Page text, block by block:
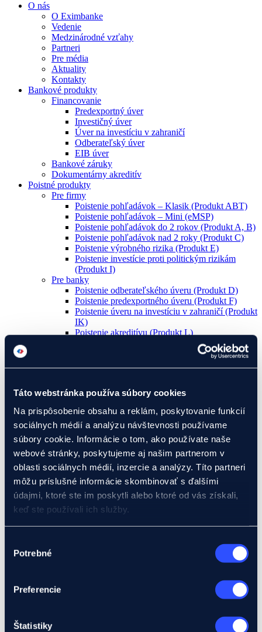
Táto webstránka používa súbory cookies
Na prispôsobenie obsahu a reklám, poskytovanie funkcií
sociálnych médií a analýzu návštevnosti používame
súbory cookie. Informácie o tom, ako používate naše
webové stránky, poskytujeme aj našim partnerom v
oblasti sociálnych médií, inzercie a analýzy. Títo partneri
môžu príslušné informácie skombinovať s ďalšími
údajmi, ktoré ste im poskytli alebo ktoré od vás získali,
keď ste používali ich služby.
súhlasu
Potrebné
Preferencie
Štatistiky
O nás
O Eximbanke
Vedenie
Medzinárodné vzťahy
Partneri
Pre média
Aktuality
Kontakty
Bankové produkty
Financovanie
Predexportný úver
Investičný úver
Úver na investíciu v zahraničí
Odberateľský úver
EIB úver
Bankové záruky
Dokumentárny akreditív
Poistné produkty
Pre firmy
Poistenie pohľadávok – Klasik (Produkt ABT)
Poistenie pohľadávok – Mini (eMSP)
Poistenie pohľadávok do 2 rokov (Produkt A, B)
Poistenie pohľadávok nad 2 roky (Produkt C)
Poistenie výrobného rizika (Produkt E)
Poistenie investície proti politickým rizikám
(Produkt I)
Pre banky
Poistenie odberateľského úveru (Produkt D)
Poistenie predexportného úveru (Produkt F)
Poistenie úveru na investíciu v zahraničí (Produkt
IK)
Poistenie akreditívu (Produkt L)
Ukrajina
EIF Export Credit Pilot
Ukraine Investment Framework (UIF)
Podujatia
Exportný klub
O nás
O Eximbanke
Vedenie
Medzinárodné vzťahy
Partneri